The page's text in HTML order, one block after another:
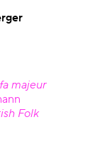
majeur
Folk